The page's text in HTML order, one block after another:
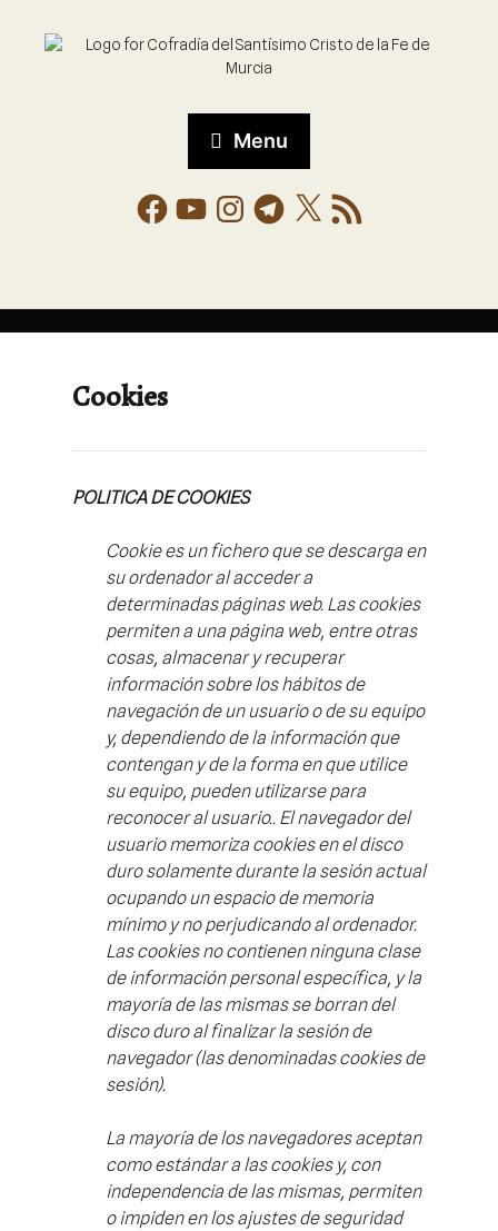
Menu
Cookies
POLITICA DE COOKIES
Cookiees un fichero que se descarga en
su ordenador al acceder a
determinadas páginas web. Las cookies
permiten a una página web, entre otras
cosas, almacenar y recuperar
información sobre los hábitos de
navegación de un usuario o de su equipo
y, dependiendo de la información que
contengan y de la forma en que utilice
su equipo, pueden utilizarse para
reconocer al usuario.. El navegador del
usuario memoriza cookies en el disco
duro solamente durante la sesión actual
ocupando un espacio de memoria
mínimo y no perjudicando al ordenador.
Las cookies no contienen ninguna clase
de información personal específica, y la
mayoría de las mismas se borran del
disco duro al finalizar la sesión de
navegador (las denominadas cookies de
sesión).
La mayoría de los navegadores aceptan
como estándar a las cookies y, con
independencia de las mismas, permiten
o impiden en los ajustes de seguridad